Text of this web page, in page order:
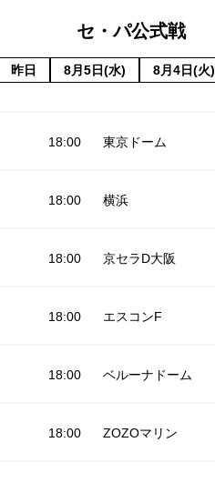
セ・パ公式戦
昨日 8月5日(水) 8月4日(火)
18:00 東京ドーム
18:00 横浜
18:00 京セラD大阪
18:00 エスコンF
18:00 ベルーナドーム
18:00 ZOZOマリン